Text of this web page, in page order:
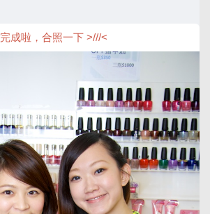
完成啦，合照一下 >///<